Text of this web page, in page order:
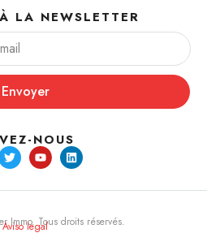
LA NEWSLETTER
Envoyer
NOUS
Immo. Tous droits réservés.
Aviso legal